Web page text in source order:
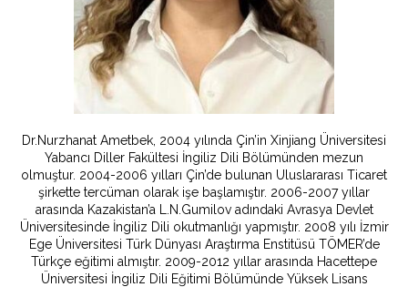
Dr.Nurzhanat Ametbek, 2004 yılında Çin’in Xinjiang Üniversitesi
Yabancı Diller Fakültesi İngiliz Dili Bölümünden mezun
olmuştur. 2004-2006 yılları Çin’de bulunan Uluslararası Ticaret
şirkette tercüman olarak işe başlamıştır. 2006-2007 yıllar
arasında Kazakistan’a L.N.Gumilov adındaki Avrasya Devlet
Üniversitesinde İngiliz Dili okutmanlığı yapmıştır. 2008 yılı İzmir
Ege Üniversitesi Türk Dünyası Araştırma Enstitüsü TÖMER’de
Türkçe eğitimi almıştır. 2009-2012 yıllar arasında Hacettepe
Üniversitesi İngiliz Dili Eğitimi Bölümünde Yüksek Lisans